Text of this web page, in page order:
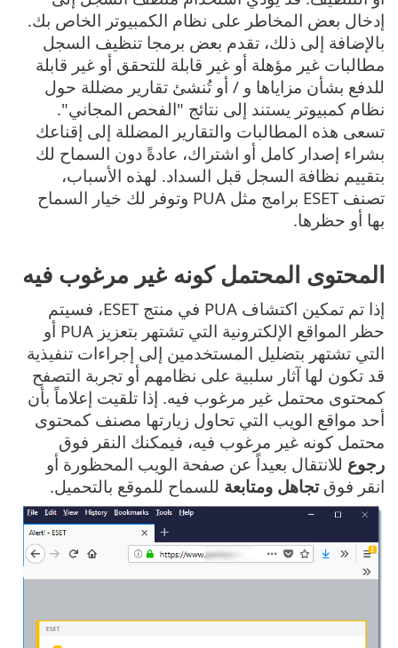
إدخال بعض المخاطر على نظام الكمبيوتر الخاص بك.
بالإضافة إلى ذلك، تقدم بعض برمجا تنظيف السجل
مطالبات غير مؤهلة أو غير قابلة للتحقق أو غير قابلة
للدفع بشأن مزاياها و / أو تُنشئ تقارير مضللة حول
نظام كمبيوتر يستند إلى نتائج "الفحص المجاني".
تسعى هذه المطالبات والتقارير المضللة إلى إقناعك
بشراء إصدار كامل أو اشتراك، عادةً دون السماح لك
بتقييم نظافة السجل قبل السداد. لهذه الأسباب،
تصنف ESET برامج مثل PUA وتوفر لك خيار السماح
بها أو حظرها.
المحتوى المحتمل كونه غير مرغوب فيه
إذا تم تمكين اكتشاف PUA في منتج ESET، فسيتم
حظر المواقع الإلكترونية التي تشتهر بتعزيز PUA أو
التي تشتهر بتضليل المستخدمين إلى إجراءات تنفيذية
قد تكون لها آثار سلبية على نظامهم أو تجربة التصفح
كمحتوى محتمل غير مرغوب فيه. إذا تلقيت إعلاماً بأن
أحد مواقع الويب التي تحاول زيارتها مصنف كمحتوى
محتمل كونه غير مرغوب فيه، فيمكنك النقر فوق
رجوع للانتقال بعيداً عن صفحة الويب المحظورة أو
انقر فوقتجاهل ومتابعة للسماح للموقع بالتحميل.